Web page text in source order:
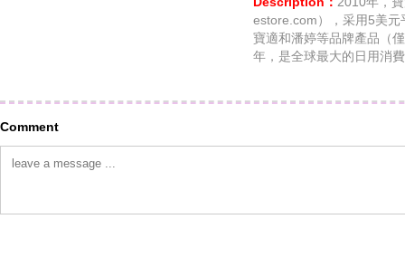
estore.com），采用5美元
寶適和潘婷等品牌產品（
年，是全球最大的日用消
Comment